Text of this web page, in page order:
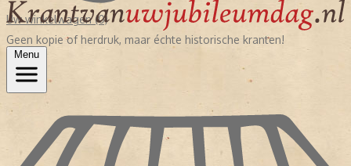
Uw winkelwagen (0)
Geen kopie of herdruk, maar échte historische kranten!
Menu